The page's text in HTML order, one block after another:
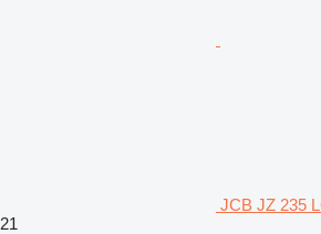
JCB JZ 235
21